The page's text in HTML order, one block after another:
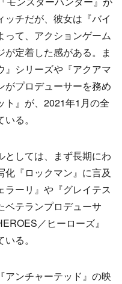
チだが、彼女は『バイ
って、アクションゲーム
定着した感がある。ま
』シリーズや『アクアマ
がプロデューサーを務め
ト』が、2021年1月の全
る。
しては、まず長期にわ
『ロックマン』に言及
ラーリ』や『グレイテス
ベテランプロデューサ
／ヒーローズ』
る。
ンチャーテッド』の映